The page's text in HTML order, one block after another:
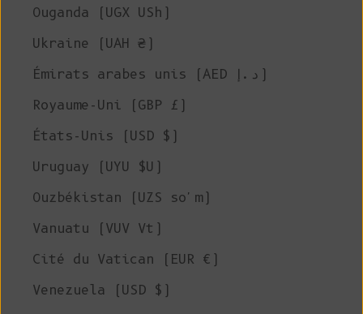
Ouganda (UGX USh)
Ukraine (UAH ₴)
Émirats arabes unis (AED د.إ)
Royaume-Uni (GBP £)
États-Unis (USD $)
Uruguay (UYU $U)
Ouzbékistan (UZS so'm)
Vanuatu (VUV Vt)
Cité du Vatican (EUR €)
Venezuela (USD $)